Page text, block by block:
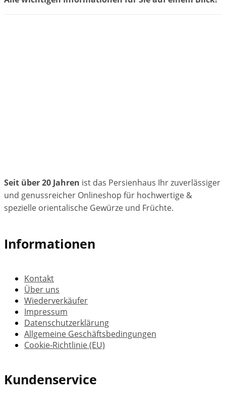
Seit über 20 Jahren ist das Persienhaus Ihr zuverlässiger
und genussreicher Onlineshop für hochwertige &
spezielle orientalische Gewürze und Früchte.
Informationen
Kontakt
Über uns
Wiederverkäufer
Impressum
Datenschutzerklärung
Allgemeine Geschäftsbedingungen
Cookie-Richtlinie (EU)
Kundenservice